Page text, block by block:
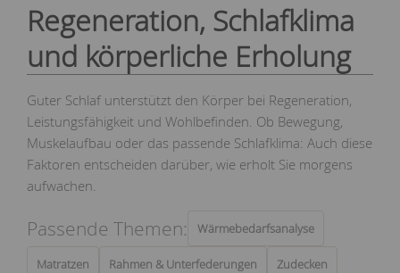
Regeneration, Schlafklima
und körperliche Erholung
Guter Schlaf unterstützt den Körper bei Regeneration,
Leistungsfähigkeit und Wohlbefinden. Ob Bewegung,
Muskelaufbau oder das passende Schlafklima: Auch diese
Faktoren entscheiden darüber, wie erholt Sie morgens
aufwachen.
Passende Themen: Wärmebedarfsanalyse
Matratzen Rahmen & Unterfederungen Zudecken